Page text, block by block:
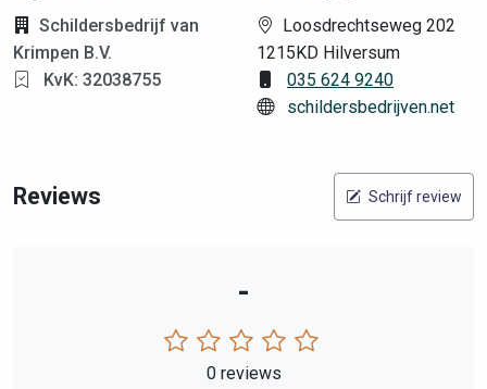
Schildersbedrijf van
Krimpen B.V.
KvK: 32038755
Loosdrechtseweg 202
1215KD Hilversum
035 624 9240
schildersbedrijven.net
Reviews Schrijf review
-
0 reviews